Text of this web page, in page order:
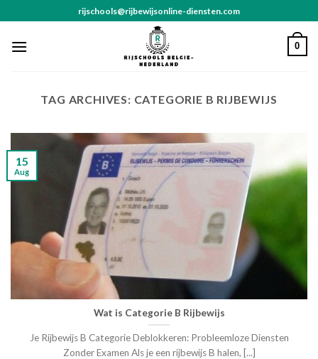
to
content
rijschools@rijbewijsonline-diensten.com
0
TAG ARCHIVES: CATEGORIE B RIJBEWIJS
Wat is Categorie B Rijbewijs
Je Rijbewijs B Categorie Deblokkeren: Probleemloze Diensten
Zonder Examen Als je een rijbewijs B halen, [...]
15
Aug